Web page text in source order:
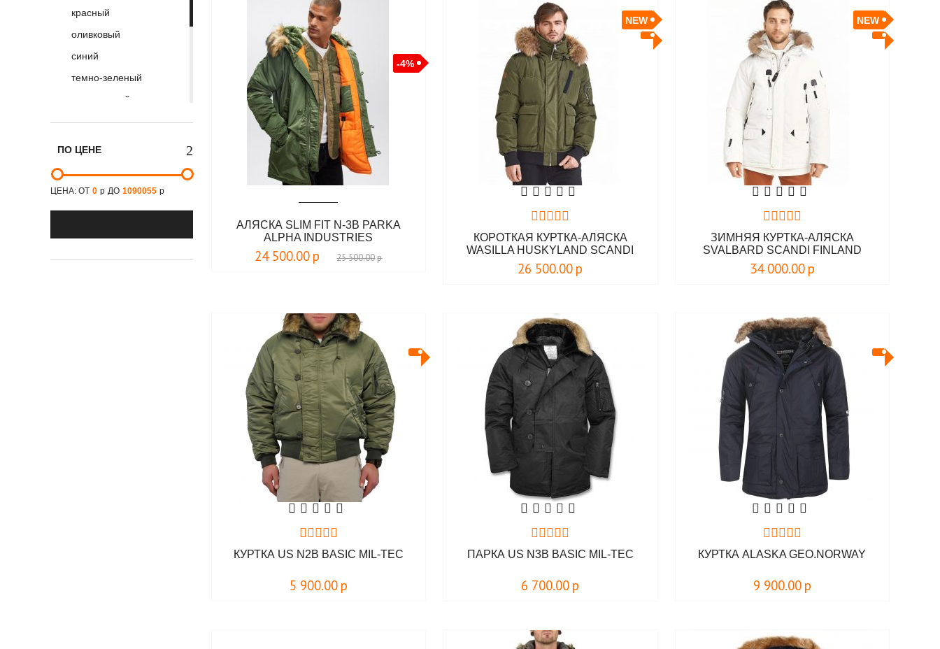
красный
оливковый
синий
темно-зеленый
темно-синий
хаки
светло-зеленый
серо- зеленый
ПО ЦЕНЕ
ЦЕНА: ОТ 0 р ДО 1090055 р
-4%
АЛЯСКА SLIM FIT N-3B PARKA
ALPHA INDUSTRIES
24 500.00 р 25 500.00р
NEW
КОРОТКАЯ КУРТКА-АЛЯСКА
WASILLA HUSKYLAND SCANDI
FINLAND
26 500.00 р
NEW
ЗИМНЯЯ КУРТКА-АЛЯСКА
SVALBARD SCANDI FINLAND
34 000.00 р
КУРТКА US N2B BASIC MIL-TEC
5 900.00 р
ПАРКА US N3B BASIC MIL-TEC
6 700.00 р
КУРТКА ALASKA GEO.NORWAY
9 900.00 р